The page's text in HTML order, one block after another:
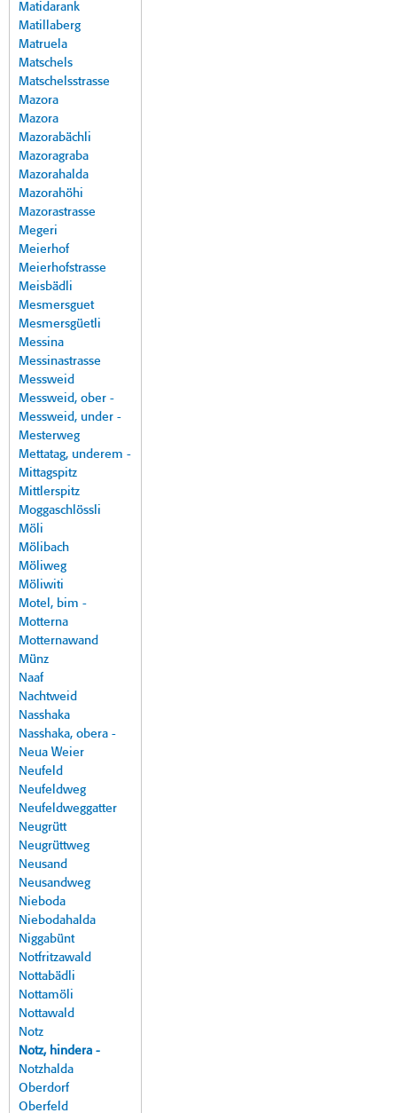
Matidarank
Matillaberg
Matruela
Matschels
Matschelsstrasse
Mazora
Mazora
Mazorabächli
Mazoragraba
Mazorahalda
Mazorahöhi
Mazorastrasse
Megeri
Meierhof
Meierhofstrasse
Meisbädli
Mesmersguet
Mesmersgüetli
Messina
Messinastrasse
Messweid
Messweid, ober -
Messweid, under -
Mesterweg
Mettatag, underem -
Mittagspitz
Mittlerspitz
Moggaschlössli
Möli
Mölibach
Möliweg
Möliwiti
Motel, bim -
Motterna
Motternawand
Münz
Naaf
Nachtweid
Nasshaka
Nasshaka, obera -
Neua Weier
Neufeld
Neufeldweg
Neufeldweggatter
Neugrütt
Neugrüttweg
Neusand
Neusandweg
Nieboda
Niebodahalda
Niggabünt
Notfritzawald
Nottabädli
Nottamöli
Nottawald
Notz
Notz, hindera -
Notzhalda
Oberdorf
Oberfeld